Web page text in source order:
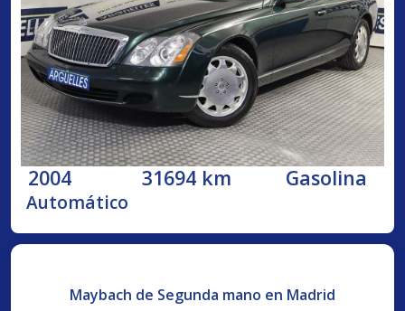
2004 31694 km Gasolina
Automático
Maybach de Segunda mano en Madrid